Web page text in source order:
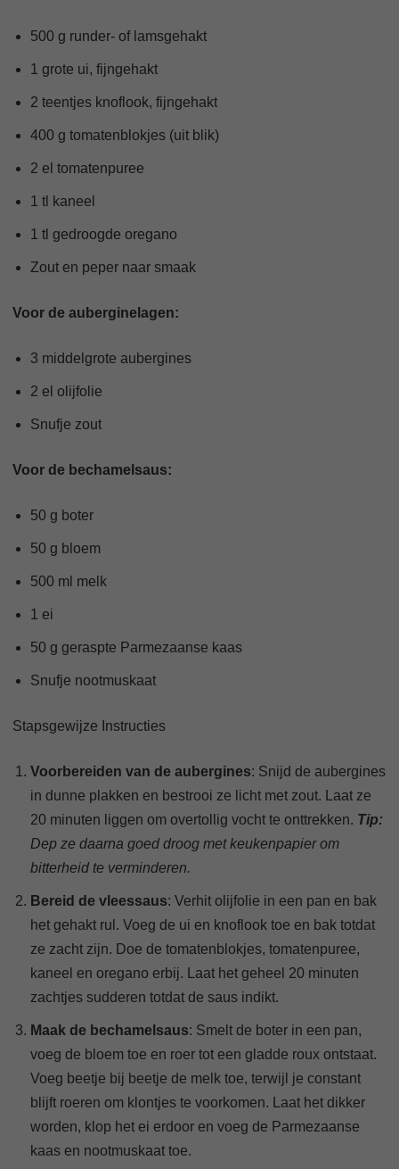
500 g runder- of lamsgehakt
1 grote ui, fijngehakt
2 teentjes knoflook, fijngehakt
400 g tomatenblokjes (uit blik)
2 el tomatenpuree
1 tl kaneel
1 tl gedroogde oregano
Zout en peper naar smaak
Voor de auberginelagen:
3 middelgrote aubergines
2 el olijfolie
Snufje zout
Voor de bechamelsaus:
50 g boter
50 g bloem
500 ml melk
1 ei
50 g geraspte Parmezaanse kaas
Snufje nootmuskaat
Stapsgewijze Instructies
Voorbereiden van de aubergines: Snijd de aubergines
in dunne plakken en bestrooi ze licht met zout. Laat ze
20 minuten liggen om overtollig vocht te onttrekken. Tip:
Dep ze daarna goed droog met keukenpapier om
bitterheid te verminderen.
Bereid de vleessaus: Verhit olijfolie in een pan en bak
het gehakt rul. Voeg de ui en knoflook toe en bak totdat
ze zacht zijn. Doe de tomatenblokjes, tomatenpuree,
kaneel en oregano erbij. Laat het geheel 20 minuten
zachtjes sudderen totdat de saus indikt.
Maak de bechamelsaus: Smelt de boter in een pan,
voeg de bloem toe en roer tot een gladde roux ontstaat.
Voeg beetje bij beetje de melk toe, terwijl je constant
blijft roeren om klontjes te voorkomen. Laat het dikker
worden, klop het ei erdoor en voeg de Parmezaanse
kaas en nootmuskaat toe.